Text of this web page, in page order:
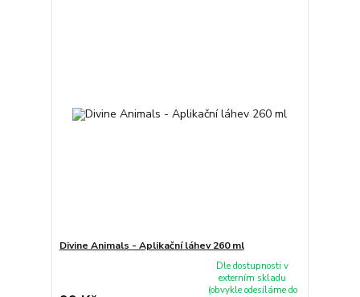
Divine Animals - Aplikační láhev 260 ml
Dle dostupnosti v
externím skladu
(obvykle odesíláme do